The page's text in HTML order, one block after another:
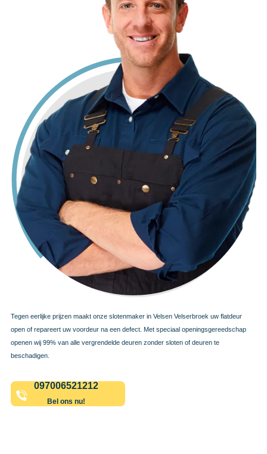
Tegen eerlijke prijzen maakt onze slotenmaker in Velsen Velserbroek uw flatdeur
open of repareert uw voordeur na een defect. Met speciaal openingsgereedschap
openen wij 99% van alle vergrendelde deuren zonder sloten of deuren te
beschadigen.
097006521212
Bel ons nu!